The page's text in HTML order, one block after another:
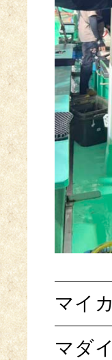
マイカ
マダイ